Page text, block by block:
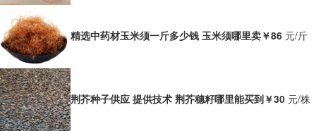
精选中药材玉米须一斤多少钱 玉米须哪里卖￥86 元/斤
荆芥种子供应 提供技术 荆芥穗籽哪里能买到￥30 元/株